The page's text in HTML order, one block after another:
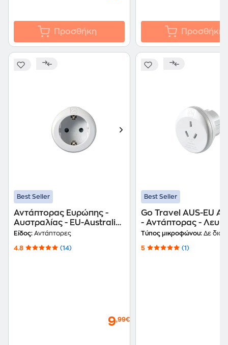
Προσθήκη Προσθήκη
Best Seller
Αντάπτορας Ευρώπης -
Αυστραλίας - EU-Australia
Adaptor Go Travel Λευκό
Είδος: Αντάπτορες
4.8 (14)
9,99€
Best Seller
Go Travel AUS-EU
- Αντάπτορας -
Τύπος μικροφώνου: Δε
5 (1)